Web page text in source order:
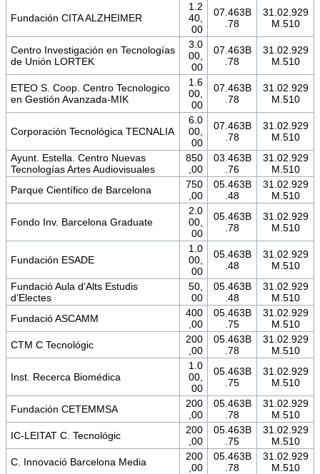
Fundación CITA ALZHEIMER
1.2
40,
00
07.463B
.78
31.02.929
M.510
Centro Investigación en Tecnologías
de Unión LORTEK
3.0
00,
00
07.463B
.78
31.02.929
M.510
ETEO S. Coop. Centro Tecnologico
en Gestión Avanzada-MIK
1.6
00,
00
07.463B
.78
31.02.929
M.510
Corporación Tecnológica TECNALIA
6.0
00,
00
07.463B
.78
31.02.929
M.510
Ayunt. Estella. Centro Nuevas
Tecnologías Artes Audiovisuales
850
,00
03.463B
.76
31.02.929
M.510
Parque Científico de Barcelona
750
,00
05.463B
.48
31.02.929
M.510
Fondo Inv. Barcelona Graduate
2.0
00,
00
05.463B
.78
31.02.929
M.510
Fundación ESADE
1.0
00,
00
05.463B
.48
31.02.929
M.510
Fundació Aula d’Alts Estudis
d’Electes
50,
00
05.463B
.48
31.02.929
M.510
Fundació ASCAMM
400
,00
05.463B
.75
31.02.929
M.510
CTM C Tecnológic
200
,00
05.463B
.78
31.02.929
M.510
Inst. Recerca Biomédica
1.0
00,
00
05.463B
.75
31.02.929
M.510
Fundación CETEMMSA
200
,00
05.463B
.78
31.02.929
M.510
IC-LEITAT C. Tecnológic
200
,00
05.463B
.75
31.02.929
M.510
C. Innovació Barcelona Media
200
,00
05.463B
.78
31.02.929
M.510